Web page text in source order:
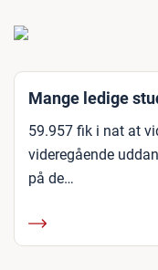
Mange ledige
59.957 fik i nat at
videregående
på de…